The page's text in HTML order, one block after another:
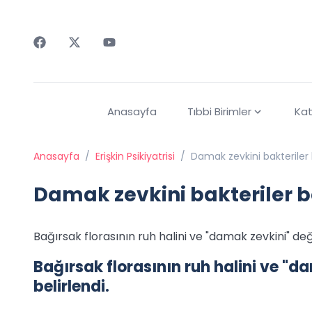
Anasayfa Tıbbi Birimler
Anasayfa / Erişkin Psikiyatrisi / Damak zevkini bakteriler
Damak zevkini bakteriler
Bağırsak florasının ruh halini ve "damak zevkini"
Bağırsak florasının ruh halini ve
belirlendi.